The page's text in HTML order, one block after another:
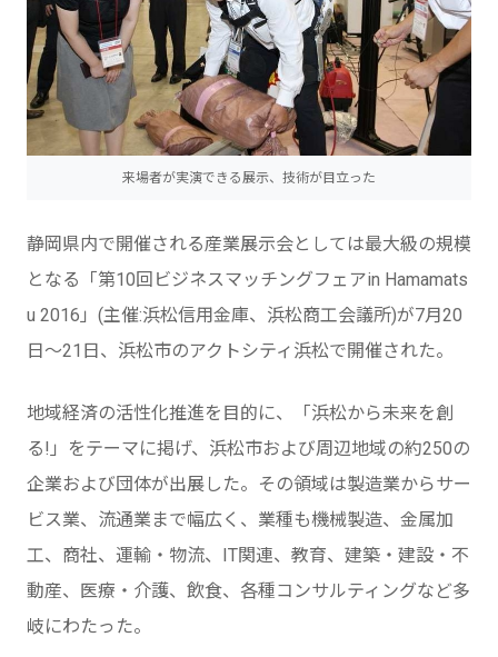
来場者が実演できる展示、技術が目立った
静岡県内で開催される産業展示会としては最大級の規模
となる「第10回ビジネスマッチングフェアin Hamamats
u 2016」(主催:浜松信用金庫、浜松商工会議所)が7月20
日～21日、浜松市のアクトシティ浜松で開催された。
地域経済の活性化推進を目的に、「浜松から未来を創
る!」をテーマに掲げ、浜松市および周辺地域の約250の
企業および団体が出展した。その領域は製造業からサー
ビス業、流通業まで幅広く、業種も機械製造、金属加
工、商社、運輸・物流、IT関連、教育、建築・建設・不
動産、医療・介護、飲食、各種コンサルティングなど多
岐にわたった。